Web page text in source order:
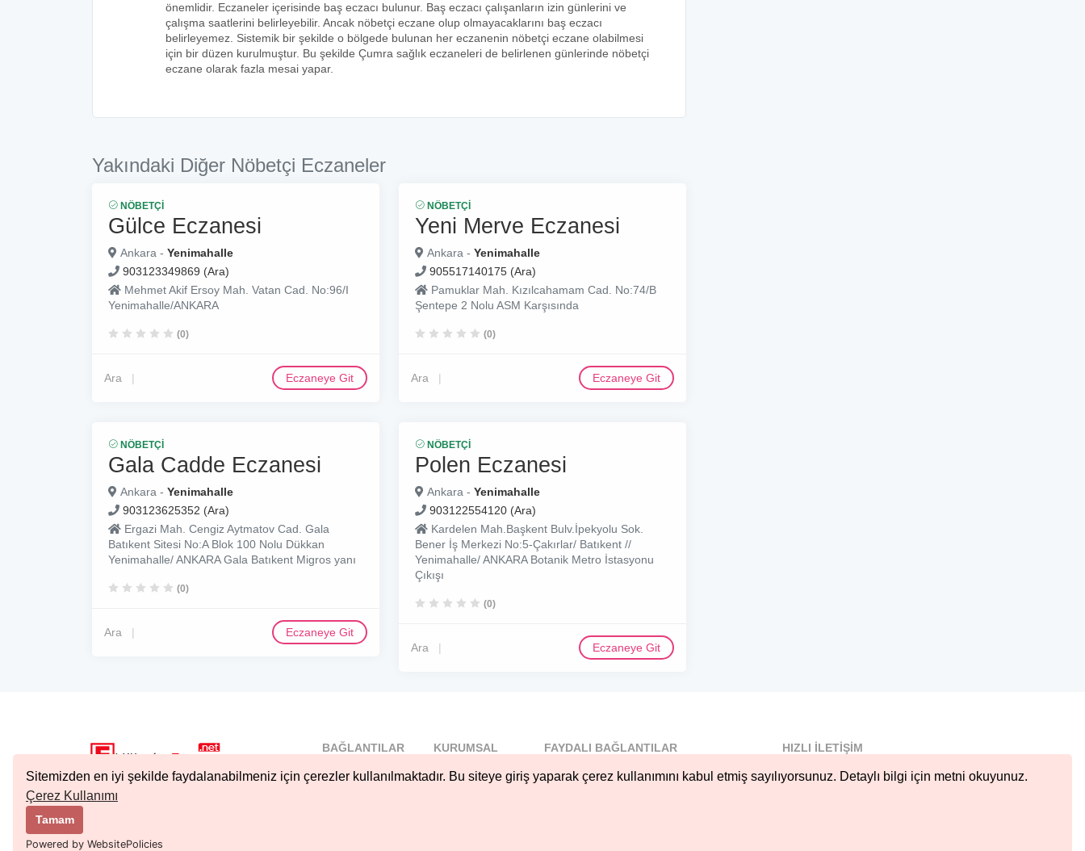
Sitemizden en iyi şekilde faydalanabilmeniz için çerezler kullanılmaktadır. Bu siteye giriş yaparak çerez kullanımını kabul etmiş sayılıyorsunuz. Detaylı bilgi için metni okuyunuz.
Çerez Kullanımı
Tamam
Powered by WebsitePolicies
önemlidir. Eczaneler içerisinde baş eczacı bulunur. Baş eczacı çalışanların izin günlerini ve
çalışma saatlerini belirleyebilir. Ancak nöbetçi eczane olup olmayacaklarını baş eczacı
belirleyemez. Sistemik bir şekilde o bölgede bulunan her eczanenin nöbetçi eczane olabilmesi
için bir düzen kurulmuştur. Bu şekilde Çumra sağlık eczaneleri de belirlenen günlerinde nöbetçi
eczane olarak fazla mesai yapar.
Yakındaki Diğer Nöbetçi Eczaneler
NÖBETÇI
Gülce Eczanesi
Ankara - Yenimahalle
903123349869 (Ara)
Mehmet Akif Ersoy Mah. Vatan Cad. No:96/I
Yenimahalle/ANKARA
(0)
Ara Eczaneye Git
NÖBETÇI
Yeni Merve Eczanesi
Ankara - Yenimahalle
905517140175 (Ara)
Pamuklar Mah. Kızılcahamam Cad. No:74/B
Şentepe 2 Nolu ASM Karşısında
(0)
Ara Eczaneye Git
NÖBETÇI
Gala Cadde Eczanesi
Ankara - Yenimahalle
903123625352 (Ara)
Ergazi Mah. Cengiz Aytmatov Cad. Gala
Batıkent Sitesi No:A Blok 100 Nolu Dükkan
Yenimahalle/ ANKARA Gala Batıkent Migros yanı
(0)
Ara Eczaneye Git
NÖBETÇI
Polen Eczanesi
Ankara - Yenimahalle
903122554120 (Ara)
Kardelen Mah.Başkent Bulv.İpekyolu Sok.
Bener İş Merkezi No:5-Çakırlar/ Batıkent //
Yenimahalle/ ANKARA Botanik Metro İstasyonu
Çıkışı
(0)
Ara Eczaneye Git
Copyright © 2023 Tüm Hakları Saklıdır.
BAĞLANTILAR
Nöbetçi...
KURUMSAL
Hakkımızda
FAYDALI BAĞLANTILAR
HIZLI İLETIŞIM